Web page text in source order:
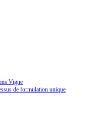
Vigne
de formulation unique